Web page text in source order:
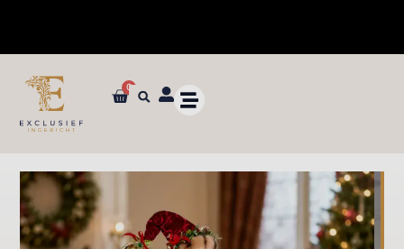
✓ Dé specialist in zijden bloemen en planten van ultieme kwaliteit
0